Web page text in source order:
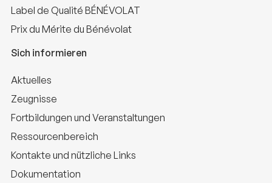
Label de Qualité BÉNÉVOLAT
Prix du Mérite du Bénévolat
Sich informieren
Aktuelles
Zeugnisse
Fortbildungen und Veranstaltungen
Ressourcenbereich
Kontakte und nützliche Links
Dokumentation